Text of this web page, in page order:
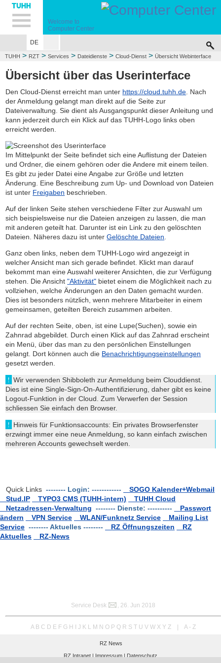
Hauptnavigation
Unternavigation
Inhalt
Suche
Welcome to
Computer Center
DE
TUHH > RZT > Services > Dateidienste > Cloud-Dienst > Übersicht Webinterface
Übersicht über das Userinterface
Den Cloud-Dienst erreicht man unter https://cloud.tuhh.de . Nach
der Anmeldung gelangt man direkt auf die Seite zur
Dateiverwaltung. Sie dient als Ausgangspunkt dieser Anleitung und
kann jederzeit durch ein Klick auf das TUHH-Logo links oben
erreicht werden.
Im Mittelpunkt der Seite befindet sich eine Auflistung der Dateien
und Ordner, die einem gehören oder die Andere mit einem teilen.
Es gibt zu jeder Datei eine Angabe zur Größe und letzten
Änderung. Eine Beschreibung zum Up- und Download von Dateien
ist unter Freigaben beschrieben.
Auf der linken Seite stehen verschiedene Filter zur Auswahl um
sich beispielsweise nur die Dateien anzeigen zu lassen, die man
mit anderen geteilt hat. Darunter ist ein Link zu den gelöschten
Dateien. Näheres dazu ist unterGelöschte Dateien
Ganz oben links, neben dem TUHH-Logo wird angezeigt in
welcher Ansicht man sich gerade befindet. Klickt man darauf
bekommt man eine Auswahl weiterer Ansichten, die zur Verfügung
stehen. Die Ansicht"Aktivität" bietet einem die Möglichkeit nach zu
vollziehen, welche Änderungen an den Daten gemacht wurden.
Dies ist besonders nützlich, wenn mehrere Mitarbeiter in einem
gemeinsamen, geteilten Bereich zusammen arbeiten.
Auf der rechten Seite, oben, ist eine Lupe(Suchen), sowie ein
Zahnrad abgebildet. Durch einen Klick auf das Zahnrad erscheint
ein Menü, über das man zu den persönlichen Einstellungen
gelangt. Dort können auch die Benachrichtigungseinstellungen
gesetzt werden.
Wir verwenden Shibboleth zur Anmeldung beim Clouddienst.
Dies ist eine Single-Sign-On-Authentifizierung, daher gibt es keine
Logout-Funktion in der Cloud. Zum Verwerfen der Session
schliessen Sie einfach den Browser.
Hinweis für Funktionsaccounts: Ein privates Browserfenster
erzwingt immer eine neue Anmeldung, so kann einfach zwischen
mehreren Accounts gewechselt werden.
Quick Links -------- Login: ------------
SOGO Kalender+Webmail
Stud.IP
TYPO3 CMS (TUHH-intern)
TUHH Cloud
Netzadressen-Verwaltung -------- Dienste: ----------
Passwort
ändern
VPN Service WLAN/Funknetz Service
Mailing List
Service -------- Aktuelles -------- RZ Öffnungszeiten
RZ
Aktuelles
RZ-News
Service Desk , 26. Jun 2018
A B C D E F G H J K L M N O P Q R S T U V W X Y Z |A - Z
RZ News
RZ Intranet | Impressum | Datenschutz